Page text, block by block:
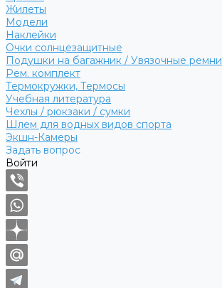
Жилеты
Модели
Наклейки
Очки солнцезащитные
Подушки на багажник / Увязочные ремни
Рем. комплект
Термокружки, Термосы
Учебная литература
Чехлы / рюкзаки / сумки
Шлем для водных видов спорта
Экшн-Камеры
Задать вопрос
Войти